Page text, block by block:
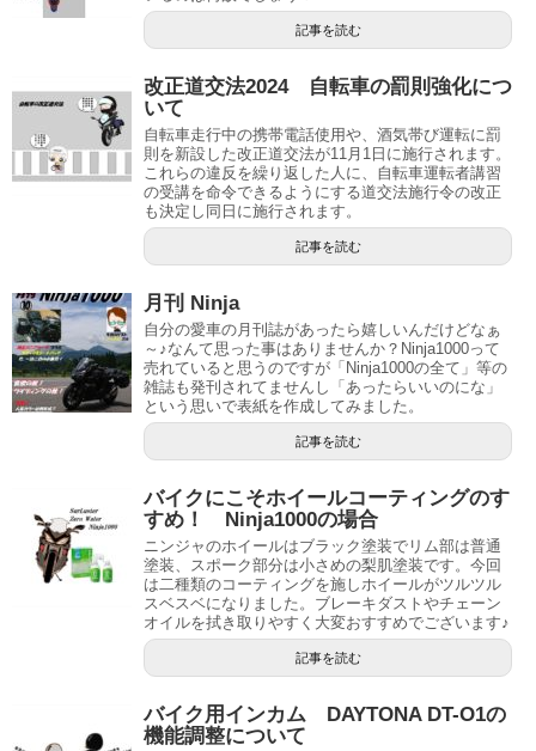
記事を読む
改正道交法2024 自転車の罰則強化につ
いて
自転車走行中の携帯電話使用や、酒気帯び運転に罰
則を新設した改正道交法が11月1日に施行されます。
これらの違反を繰り返した人に、自転車運転者講習
の受講を命令できるようにする道交法施行令の改正
も決定し同日に施行されます。
記事を読む
月刊 Ninja
自分の愛車の月刊誌があったら嬉しいんだけどなぁ
～♪なんて思った事はありませんか？Ninja1000って
売れていると思うのですが「Ninja1000の全て」等の
雑誌も発刊されてませんし「あったらいいのにな」
という思いで表紙を作成してみました。
記事を読む
バイクにこそホイールコーティングのす
すめ！ Ninja1000の場合
ニンジャのホイールはブラック塗装でリム部は普通
塗装、スポーク部分は小さめの梨肌塗装です。今回
は二種類のコーティングを施しホイールがツルツル
スベスベになりました。ブレーキダストやチェーン
オイルを拭き取りやすく大変おすすめでございます♪
記事を読む
バイク用インカム DAYTONA DT-O1の
機能調整について